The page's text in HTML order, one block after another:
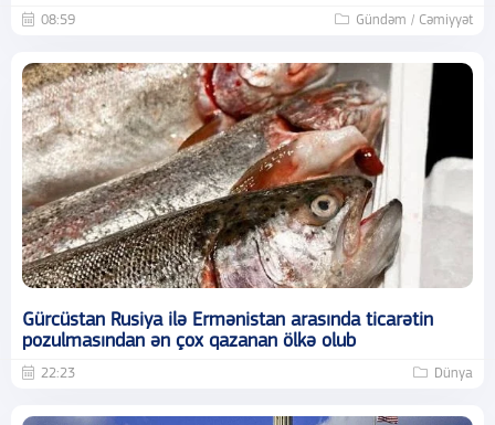
08:59 Gündəm / Cəmiyyət
Gürcüstan Rusiya ilə Ermənistan arasında ticarətin
pozulmasından ən çox qazanan ölkə olub
22:23 Dünya